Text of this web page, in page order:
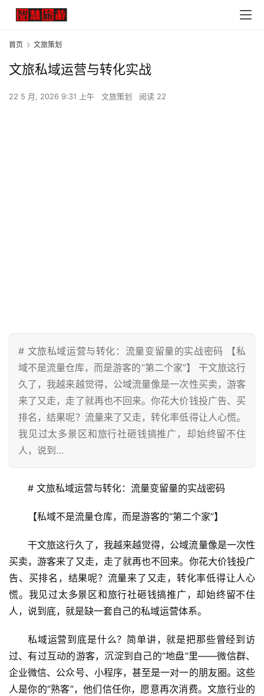
首页 文旅策划
文旅私域运营与转化实战
22 5 月, 2026 9:31 上午 文旅策划 阅读 22
# 文旅私域运营与转化：流量变留量的实战密码 【私
域不是流量仓库，而是游客的“第二个家”】 干文旅这行
久了，我越来越觉得，公域流量像是一次性买卖，游客
来了又走，走了就再也不回来。你花大价钱投广告、买
排名，结果呢？流量来了又走，转化率低得让人心慌。
我见过太多景区和旅行社砸钱搞推广，却始终留不住
人，说到…
# 文旅私域运营与转化：流量变留量的实战密码
【私域不是流量仓库，而是游客的“第二个家”】
干文旅这行久了，我越来越觉得，公域流量像是一次性
买卖，游客来了又走，走了就再也不回来。你花大价钱投广
告、买排名，结果呢？流量来了又走，转化率低得让人心
慌。我见过太多景区和旅行社砸钱搞推广，却始终留不住
人，说到底，就是缺一套自己的私域运营体系。
私域运营到底是什么？简单讲，就是把那些曾经到访
过、有过互动的游客，沉淀到自己的“地盘”里——微信群、
企业微信、公众号、小程序，甚至是一对一的朋友圈。这些
人是你的“熟客”，他们信任你，愿意再次消费。文旅行业的